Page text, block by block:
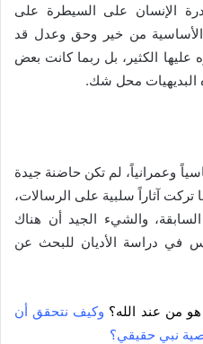
الإنسان على السيطرة على
الأساسية من خير وحق وعدل قد
الكثير، بل ربما كانت بعض
البديهيات محل شك.
وعمرانياً، لم تكن حاضنة جيدة
تركت آثاراً سلبية على الرسالات،
والشيء الجيد أن هناك
في دراسة الأديان للبحث عن
من عند الله؟ وكيف نتحقق أن
نبي حقيقي؟